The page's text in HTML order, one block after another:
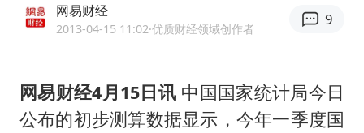
看守所辅警收受10万获刑1年
宇树科技王兴兴身家有望超200亿元
五粮液渠道价一箱上涨近百元
网易财经
2013-04-15 11:02·优质财经领域创作者
9
网易财经4月15日讯 中国国家统计局今日
公布的初步测算数据显示，今年一季度国